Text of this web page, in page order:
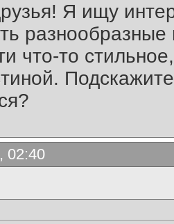
Я ищу
что-то
02:40